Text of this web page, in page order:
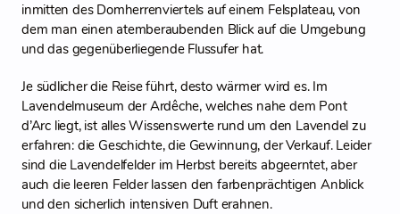
inmitten des Domherrenviertels auf einem Felsplateau, von
dem man einen atemberaubenden Blick auf die Umgebung
und das gegenüberliegende Flussufer hat.
Je südlicher die Reise führt, desto wärmer wird es. Im
Lavendelmuseum der Ardêche, welches nahe dem Pont
d’Arc liegt, ist alles Wissenswerte rund um den Lavendel zu
erfahren: die Geschichte, die Gewinnung, der Verkauf. Leider
sind die Lavendelfelder im Herbst bereits abgeerntet, aber
auch die leeren Felder lassen den farbenprächtigen Anblick
und den sicherlich intensiven Duft erahnen.